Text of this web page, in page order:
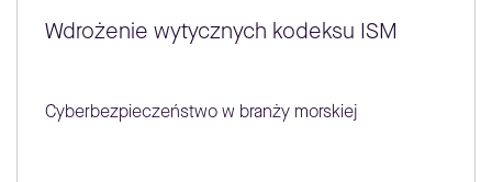
Wdrożenie wytycznych kodeksu ISM
Cyberbezpieczeństwo w branży morskiej